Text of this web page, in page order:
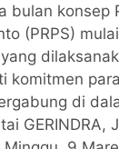
bulan konsep
(PRPS)
komitmen
di
GERINDRA,